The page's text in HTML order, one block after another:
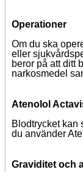
Operationer
Om du ska
eller
beror på att ditt
narkosmedel
Atenolol
Blodtrycket kan
du använder
Graviditet och